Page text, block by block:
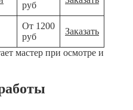
руб
От 1200
руб
Заказать
мастер при осмотре и